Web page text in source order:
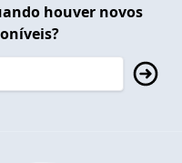
houver novos